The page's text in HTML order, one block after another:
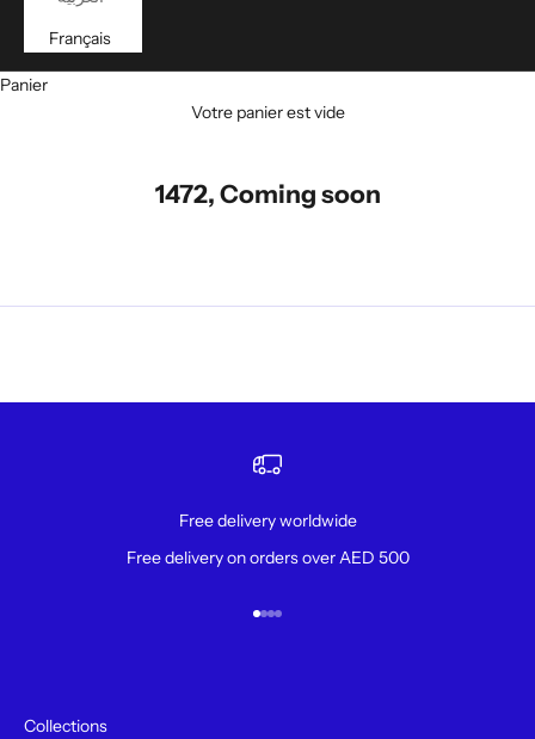
Français
Panier
Votre panier est vide
1472, Coming soon
Free delivery worldwide
Free delivery on orders over AED 500
Aller à l'élément 1
Aller à l'élément 2
Aller à l'élément 3
Aller à l'élément 4
Collections